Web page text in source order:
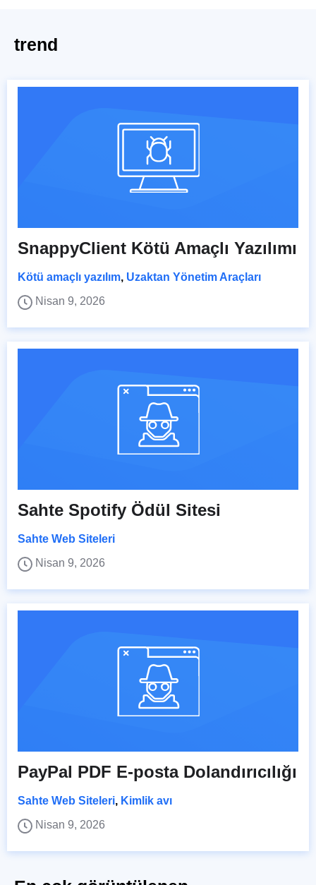
trend
SnappyClient Kötü Amaçlı Yazılımı
Kötü amaçlı yazılım, Uzaktan Yönetim Araçları
Nisan 9, 2026
Sahte Spotify Ödül Sitesi
Sahte Web Siteleri
Nisan 9, 2026
PayPal PDF E-posta Dolandırıcılığı
Sahte Web Siteleri, Kimlik avı
Nisan 9, 2026